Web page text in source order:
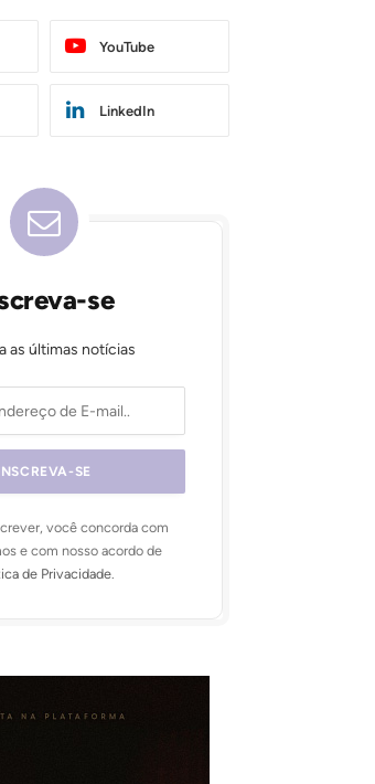
YouTube
LinkedIn
se
as últimas notícias
você concorda com
e com nosso acordo de
de Privacidade.